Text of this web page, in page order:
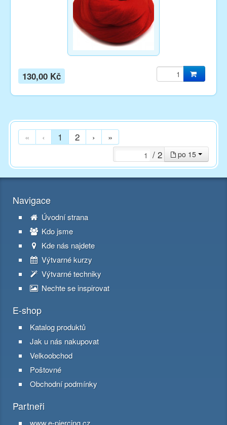
130,00 Kč
« ‹ 1 2 › »
po 15
/ 2
Navigace
Úvodní strana
Kdo jsme
Kde nás najdete
Výtvarné kurzy
Výtvarné techniky
Nechte se inspirovat
E-shop
Katalog produktů
Jak u nás nakupovat
Velkoobchod
Poštovné
Obchodní podmínky
Partneři
www.e-piercing.cz